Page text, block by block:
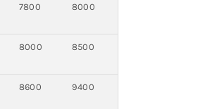
7800 8000
8000 8500
8600 9400